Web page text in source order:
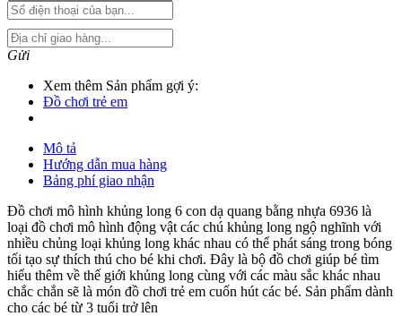
Gửi
Xem thêm Sản phẩm gợi ý:
Đồ chơi trẻ em
Mô tả
Hướng dẫn mua hàng
Bảng phí giao nhận
Đồ chơi mô hình khủng long 6 con dạ quang bằng nhựa 6936 là
loại đồ chơi mô hình động vật các chú khủng long ngộ nghĩnh với
nhiều chủng loại khủng long khác nhau có thể phát sáng trong bóng
tối tạo sự thích thú cho bé khi chơi. Đây là bộ đồ chơi giúp bé tìm
hiểu thêm về thế giới khủng long cùng với các màu sắc khác nhau
chắc chắn sẽ là món đồ chơi trẻ em cuốn hút các bé. Sản phẩm dành
cho các bé từ 3 tuổi trở lên